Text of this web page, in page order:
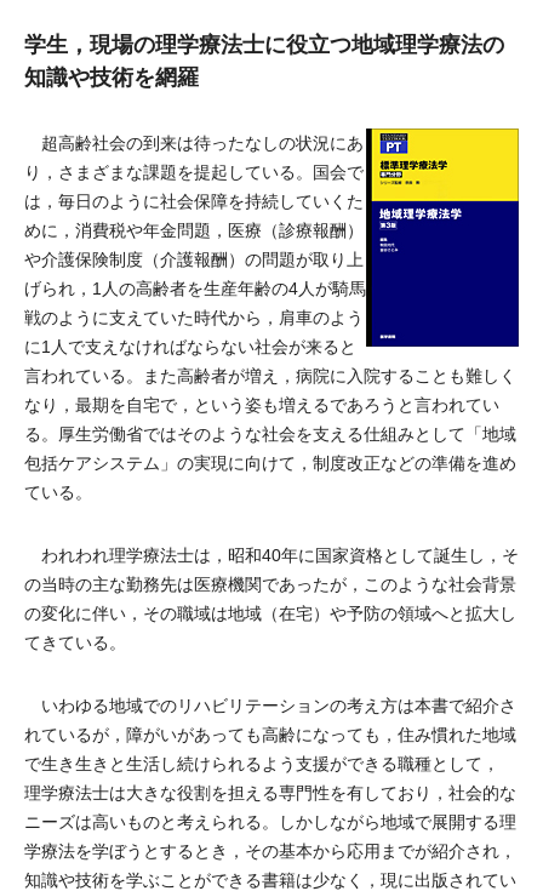
学生，現場の理学療法士に役立つ地域理学療法の
知識や技術を網羅
超高齢社会の到来は待ったなしの状況にあ
り，さまざまな課題を提起している。国会で
は，毎日のように社会保障を持続していくた
めに，消費税や年金問題，医療（診療報酬）
や介護保険制度（介護報酬）の問題が取り上
げられ，1人の高齢者を生産年齢の4人が騎馬
戦のように支えていた時代から，肩車のよう
に1人で支えなければならない社会が来ると
言われている。また高齢者が増え，病院に入院することも難しく
なり，最期を自宅で，という姿も増えるであろうと言われてい
る。厚生労働省ではそのような社会を支える仕組みとして「地域
包括ケアシステム」の実現に向けて，制度改正などの準備を進め
ている。
われわれ理学療法士は，昭和40年に国家資格として誕生し，そ
の当時の主な勤務先は医療機関であったが，このような社会背景
の変化に伴い，その職域は地域（在宅）や予防の領域へと拡大し
てきている。
いわゆる地域でのリハビリテーションの考え方は本書で紹介さ
れているが，障がいがあっても高齢になっても，住み慣れた地域
で生き生きと生活し続けられるよう支援ができる職種として，
理学療法士は大きな役割を担える専門性を有しており，社会的な
ニーズは高いものと考えられる。しかしながら地域で展開する理
学療法を学ぼうとするとき，その基本から応用までが紹介され，
知識や技術を学ぶことができる書籍は少なく，現に出版されてい